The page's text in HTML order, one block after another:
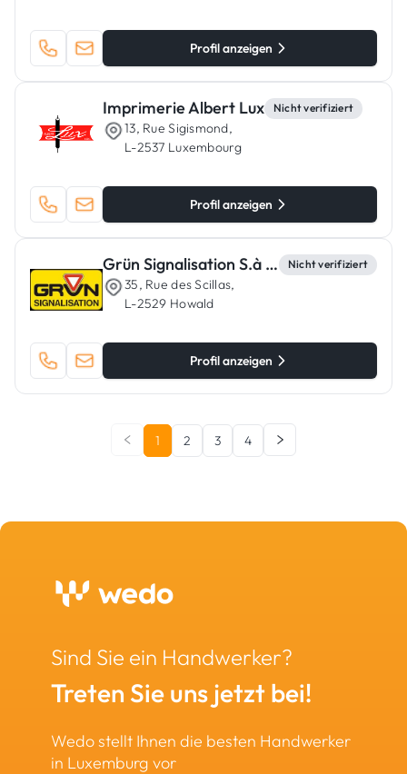
Profil anzeigen
Imprimerie Albert Lux Nicht verifiziert
13, Rue Sigismond,
L-2537 Luxembourg
Profil anzeigen
Grün Signalisation S.à r.l. Nicht verifiziert
35, Rue des Scillas,
L-2529 Howald
Profil anzeigen
1 2 3 4
Sind Sie ein Handwerker?
Treten Sie uns jetzt bei!
Wedo stellt Ihnen die besten Handwerker
in Luxemburg vor